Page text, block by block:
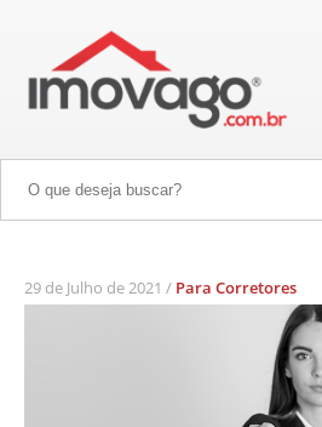
29 de Julho de 2021 / Para Corretores